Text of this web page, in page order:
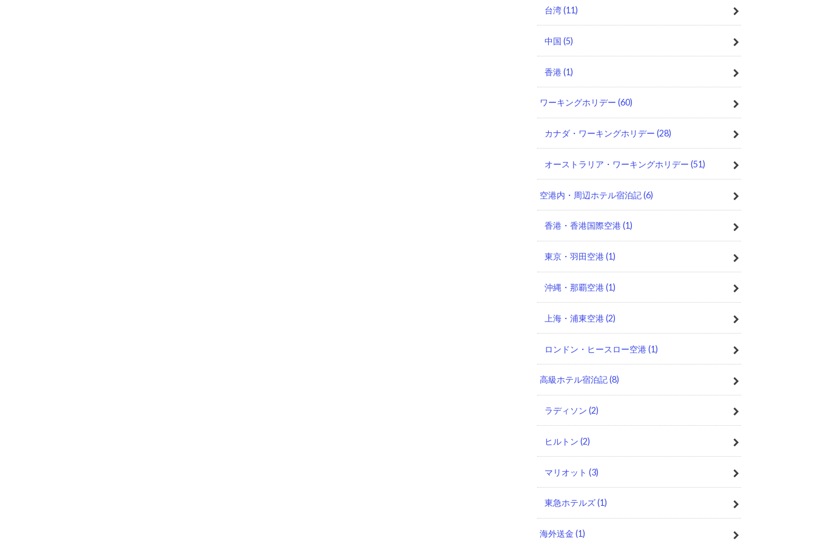
台湾(11)
中国 (5)
香港(1)
ワーキングホリデー(60)
カナダ・ワーキングホリデー (28)
オーストラリア・ワーキングホリデー (51)
空港内・周辺ホテル宿泊記(6)
香港・香港国際空港(1)
東京・羽田空港(1)
沖縄・那覇空港(1)
上海・浦東空港(2)
ロンドン・ヒースロー空港(1)
高級ホテル宿泊記(8)
ラディソン (2)
ヒルトン (2)
マリオット (3)
東急ホテルズ(1)
海外送金(1)